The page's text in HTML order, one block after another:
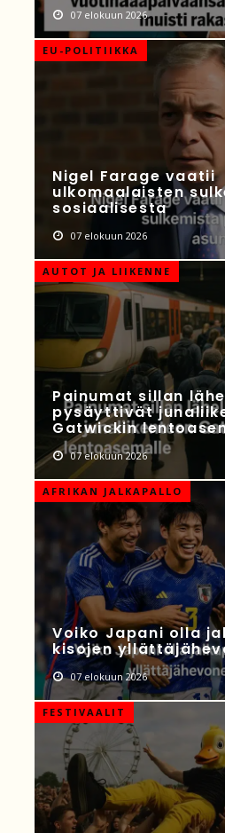
07 elokuun 2026
EU-POLITIIKKA
Nigel Farage vaatii
ulkomaalaisten
sosiaalisesta
07 elokuun 2026
AUTOT JA LIIKENNE
Painumat sillan
pysäyttivät
Gatwickin
07 elokuun 2026
AFRIKAN JALKAPALLO
Voiko Japani olla
kisojen
07 elokuun 2026
FESTIVAALIT